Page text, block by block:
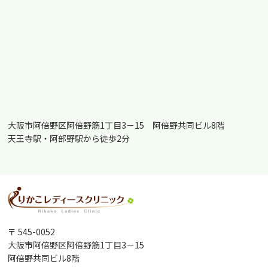
大阪市阿倍野区阿倍野筋1丁目3－15 阿倍野共同ビル8階
天王寺駅・阿部野駅から徒歩2分
〒 545-0052
大阪市阿倍野区阿倍野筋1丁目3－15
阿倍野共同ビル8階